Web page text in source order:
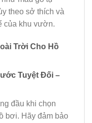
theo sở thích và
của khu vườn.
Trời Cho Hồ
Tuyệt Đối –
đầu khi chọn
bơi. Hãy đảm bảo